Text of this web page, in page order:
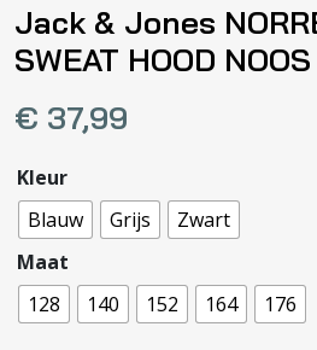
Jack & Jones
SWEAT HOOD
€ 37,99
Kleur
Blauw
Grijs
Zwart
Maat
128
140 152 164 176